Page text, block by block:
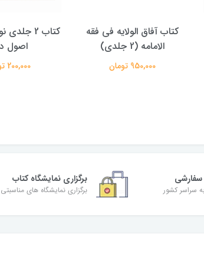
کتاب 2 جلدی نور هدایت در
اصول دین
200,000 تومان
کتاب پویش
علیرضا
350,000 تومان
سفارشی
سراسر کشور
برگزاری نمایشگاه کتاب
برگزاری نمایشگاه های مناسبتی